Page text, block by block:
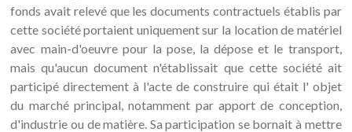
fonds avait relevé que les documents contractuels établis par
cette société portaient uniquement sur la location de matériel
avec main-d'oeuvre pour la pose, la dépose et le transport,
mais qu'aucun document n'établissait que cette société ait
participé directement à l'acte de construire qui était l' objet
du marché principal, notamment par apport de conception,
d'industrie ou de matière. Sa participation se bornait à mettre